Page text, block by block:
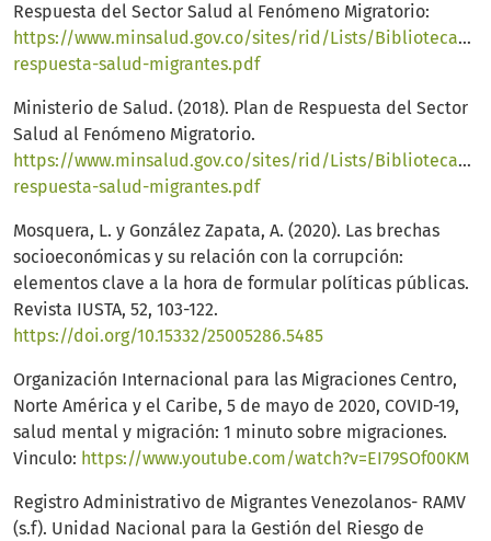
Respuesta del Sector Salud al Fenómeno Migratorio:
https://www.minsalud.gov.co/sites/rid/Lists/
respuesta-salud-migrantes.pdf
Ministerio de Salud. (2018). Plan de Respuesta del Sector
Salud al Fenómeno Migratorio.
https://www.minsalud.gov.co/sites/rid/Lists/
respuesta-salud-migrantes.pdf
Mosquera, L. y González Zapata, A. (2020). Las brechas
socioeconómicas y su relación con la corrupción:
elementos clave a la hora de formular políticas públicas.
Revista IUSTA, 52, 103-122.
https://doi.org/10.15332/25005286.5485
Organización Internacional para las Migraciones Centro,
Norte América y el Caribe, 5 de mayo de 2020, COVID-19,
salud mental y migración: 1 minuto sobre migraciones.
Vinculo: https://www.youtube.com/watch?v=EI79SOf00KM
Registro Administrativo de Migrantes Venezolanos- RAMV
(s.f). Unidad Nacional para la Gestión del Riesgo de